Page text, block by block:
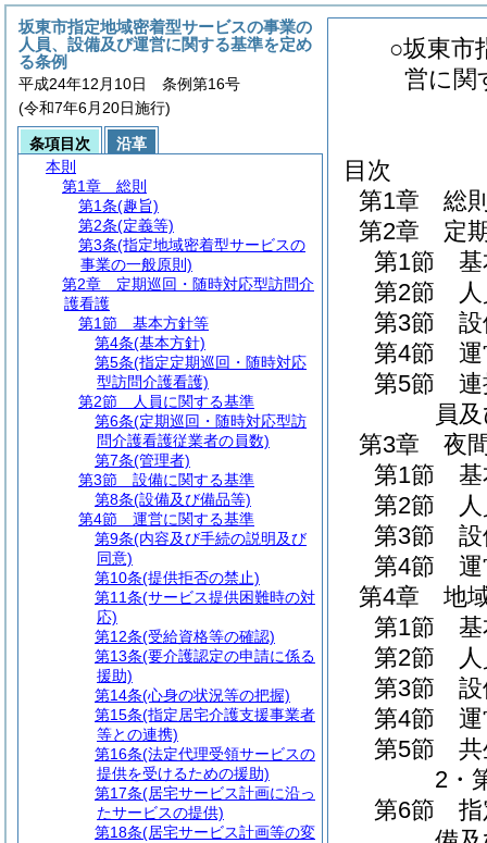
○坂東市
営に関
目次
第1章
総
第2章
定
第1節
第2節
第3節
第4節
第5節
員
第3章
夜
第1節
第2節
第3節
第4節
第4章
地
第1節
第2節
第3節
第4節
第5節
2・
第6節
坂東市指定地域密着型サービスの事業の
人員、設備及び運営に関する基準を定め
る条例
平成24年12月10日 条例第16号
(令和7年6月20日施行)
条項目次
沿革
本則
第1章
総則
第1条(趣旨)
第2条(定義等)
第3条(指定地域密着型サービスの
事業の一般原則)
第2章
定期巡回・随時対応型訪問介
護看護
第1節
基本方針等
第4条(基本方針)
第5条(指定定期巡回・随時対応
型訪問介護看護)
第2節
人員に関する基準
第6条(定期巡回・随時対応型訪
問介護看護従業者の員数)
第7条(管理者)
第3節
設備に関する基準
第8条(設備及び備品等)
第4節
運営に関する基準
第9条(内容及び手続の説明及び
同意)
第10条(提供拒否の禁止)
第11条(サービス提供困難時の対
応)
第12条(受給資格等の確認)
第13条(要介護認定の申請に係る
援助)
第14条(心身の状況等の把握)
第15条(指定居宅介護支援事業者
等との連携)
第16条(法定代理受領サービスの
提供を受けるための援助)
第17条(居宅サービス計画に沿っ
たサービスの提供)
第18条(居宅サービス計画等の変